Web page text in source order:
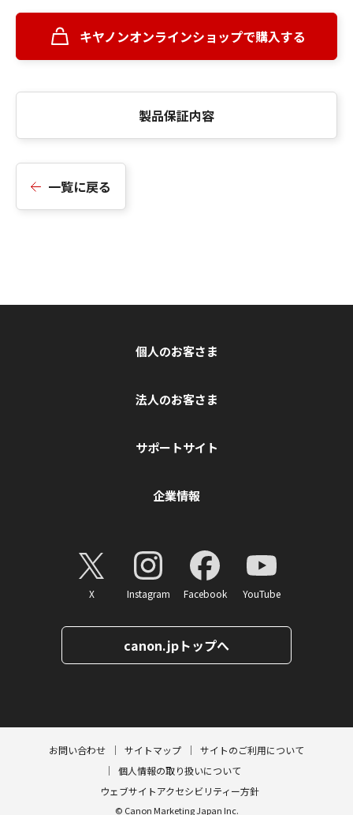
キヤノンオンラインショップで購入する
製品保証内容
一覧に戻る
個人のお客さま
法人のお客さま
サポートサイト
企業情報
X Instagram Facebook YouTube
canon.jpトップへ
お問い合わせ サイトマップ
サイトのご利用について
個人情報の取り扱いについて
ウェブサイトアクセシビリティー方針
© Canon Marketing Japan Inc.